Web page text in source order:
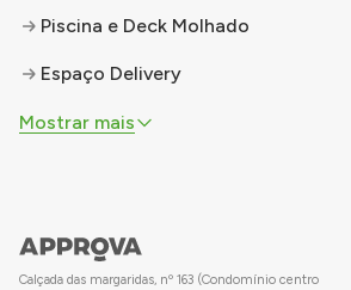
Piscina e Deck Molhado
Espaço Delivery
Mostrar mais
Calçada das margaridas, nº 163 (Condomínio centro